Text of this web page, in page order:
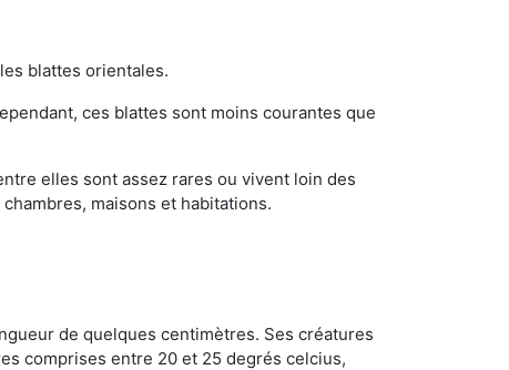
blattes orientales.
ces blattes sont moins courantes que
elles sont assez rares ou vivent loin des
maisons et habitations.
de quelques centimètres. Ses créatures
comprises entre 20 et 25 degrés celcius,